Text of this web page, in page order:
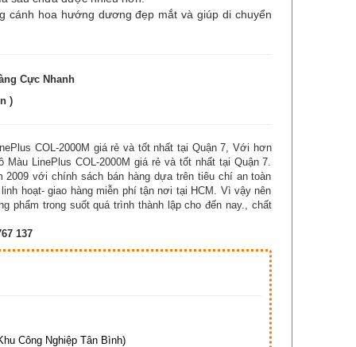
cánh hoa hướng dương đẹp mắt và giúp di chuyển
Cực Nhanh
)
COL-2000M giá rẻ và tốt nhất tại Quận 7, Với hơn
LinePlus COL-2000M giá rẻ và tốt nhất tại Quận 7.
với chính sách bán hàng dựa trên tiêu chí an toàn
hoạt- giao hàng miễn phí tận nơi tại HCM. Vì vậy nên
phẩm trong suốt quá trình thành lập cho đến nay., chất
137
Công Nghiệp Tân Bình)